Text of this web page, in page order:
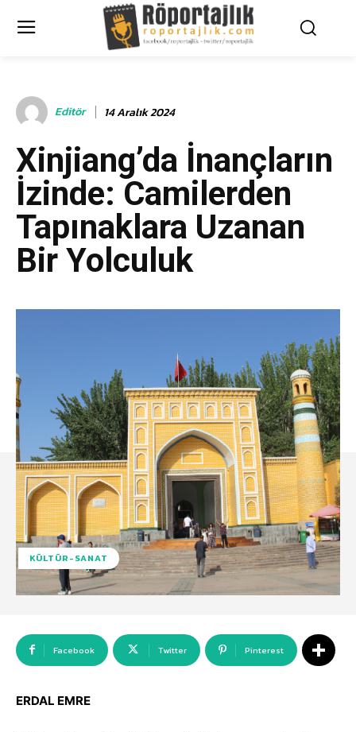
Editör 14 Aralık 2024
Xinjiang’da İnançların
İzinde: Camilerden
Tapınaklara Uzanan
Bir Yolculuk
KÜLTÜR-SANAT
Facebook Twitter Pinterest
ERDAL EMRE